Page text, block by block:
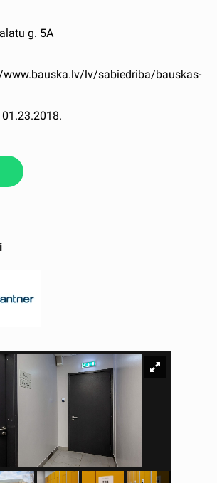
g. 5A
lv/sabiedriba/bauskas-
01.23.2018.